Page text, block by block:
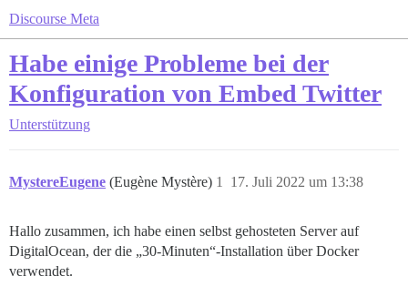
Discourse Meta
Habe einige Probleme bei der
Konfiguration von Embed Twitter
Unterstützung
MystereEugene (Eugène Mystère) 17. Juli 2022 um 13:38
1
Hallo zusammen, ich habe einen selbst gehosteten Server auf
DigitalOcean, der die „30-Minuten“-Installation über Docker
verwendet.